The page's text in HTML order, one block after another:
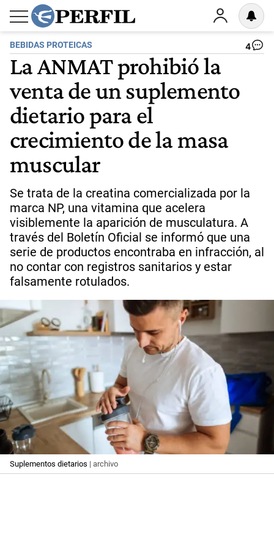
BEBIDAS PROTEICAS 4
La ANMAT prohibió la
venta de un suplemento
dietario para el
crecimiento de la masa
muscular
Se trata de la creatina comercializada por la
marca NP, una vitamina que acelera
visiblemente la aparición de musculatura. A
través del Boletín Oficial se informó que una
serie de productos encontraba en infracción, al
no contar con registros sanitarios y estar
falsamente rotulados.
Suplementos dietarios | archivo